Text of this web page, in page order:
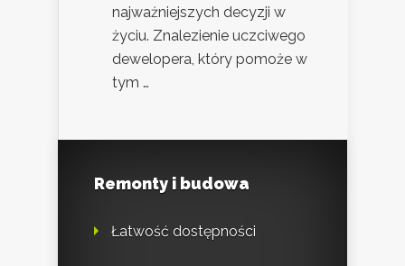
najważniejszych decyzji w
życiu. Znalezienie uczciwego
dewelopera, który pomoże w
tym …
Remonty i budowa
Łatwość dostępności